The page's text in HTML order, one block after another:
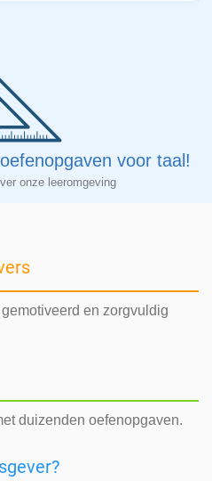
voor taal!
onze leeromgeving
en zorgvuldig
duizenden oefenopgaven.